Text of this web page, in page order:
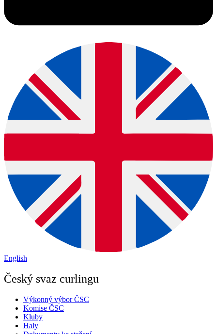
English
Český svaz curlingu
Výkonný výbor ČSC
Komise ČSC
Kluby
Haly